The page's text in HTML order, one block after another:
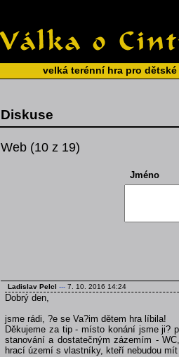
velká terénní hra pro
Diskuse
Web (10 z 19)
Jméno
Ladislav Pelcl --- 7. 10. 2016 14:24
Dobrý den,
jsme rádi, ?e se Va?im dětem hra líbila!
Děkujeme za tip - místo konání jsme ji?
stanování a dostatečným zázemím -
hrací území s vlastníky, kteří nebudou